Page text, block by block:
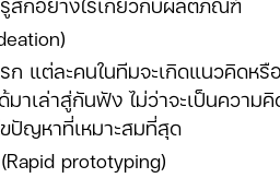
ต่ละคนในทีมจะเกิดแนวคิดหรื
าเล่าสู่กันฟัง ไม่ว่าจะเป็นควา
ปัญหาที่เหมาะสมที่สุด
prototyping)